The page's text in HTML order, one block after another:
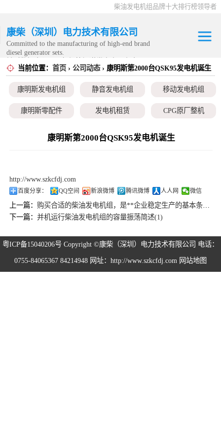
柴油发电机组品牌十大排行榜领导者
康柴（深圳）电力技术有限公司
Committed to the manufacturing of high-end brand
diesel generator sets.
务范围内。
当前位置： 首页 › 公司动态› 康明斯第2000台QSK95发电机诞生
康明斯发电机组 静音发电机组 移动发电机组
康明斯零配件 发电机租赁 CPG原厂整机
康明斯第2000台QSK95发电机诞生
http://www.szkcfdj.com
百度分享： QQ空间 新浪微博 腾讯微博 人人网 微信
上一篇： 购买合适的柴油发电机组，是**企业稳定生产的基本条件之一
下一篇：并机运行柴油发电机组的容量振荡简述(1)
粤ICP备15040206号 Copyright ©康柴（深圳）电力技术有限公司 电话：
0755-84065367 84214948 网址：http://www.szkcfdj.com 网站地图
康明斯发电机组
静音发电机组
康明斯零配件
CPG原厂整机